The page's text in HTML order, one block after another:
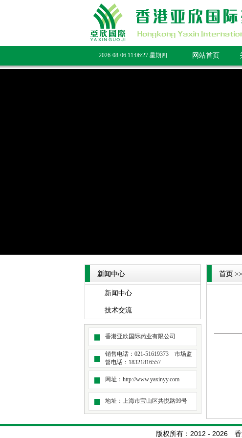
2026-08-06 11:06:27 星期四 网站首页
新闻中心
新闻中心
技术交流
香港亚欣国际药业有限公司
销售电话：021-51619373 市场监
督电话：18321816557
网址：http://www.yaxinyy.com
地址：上海市宝山区共悦路99号
首页
版权所有： 2012 - 2026 香